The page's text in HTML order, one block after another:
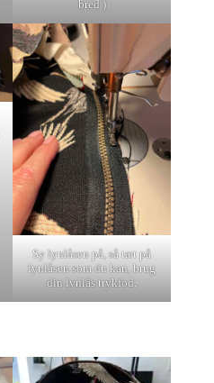
bred )
Sy lynlåsen på, så tæt på
lynlåsen som du kan, brug
din lynlås trykfod.